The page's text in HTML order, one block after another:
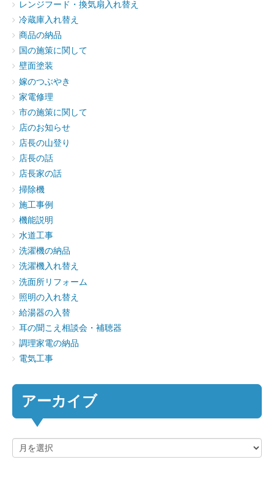
レンジフード・換気扇入れ替え
冷蔵庫入れ替え
商品の納品
国の施策に関して
壁面塗装
嫁のつぶやき
家電修理
市の施策に関して
店のお知らせ
店長の山登り
店長の話
店長家の話
掃除機
施工事例
機能説明
水道工事
洗濯機の納品
洗濯機入れ替え
洗面所リフォーム
照明の入れ替え
給湯器の入替
耳の聞こえ相談会・補聴器
調理家電の納品
電気工事
アーカイブ